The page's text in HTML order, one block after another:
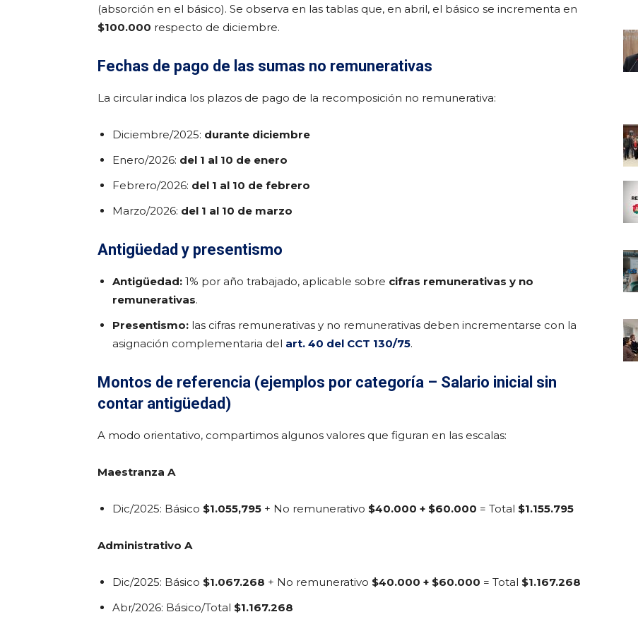
(absorción en el básico). Se observa en las tablas que, en abril, el básico se incrementa en
$100.000 respecto de diciembre.
Fechas de pago de las sumas no remunerativas
La circular indica los plazos de pago de la recomposición no remunerativa:
Diciembre/2025: durante diciembre
Enero/2026: del 1 al 10 de enero
Febrero/2026: del 1 al 10 de febrero
Marzo/2026: del 1 al 10 de marzo
Antigüedad y presentismo
Antigüedad: 1% por año trabajado, aplicable sobre cifras remunerativas y no
remunerativas.
Presentismo: las cifras remunerativas y no remunerativas deben incrementarse con la
asignación complementaria del art. 40 del CCT 130/75.
Montos de referencia (ejemplos por categoría – Salario inicial sin
contar antigüedad)
A modo orientativo, compartimos algunos valores que figuran en las escalas:
Maestranza A
Dic/2025: Básico $1.055,795 + No remunerativo $40.000 + $60.000 = Total $1.155.795
Administrativo A
Dic/2025: Básico $1.067.268 + No remunerativo $40.000 + $60.000 = Total $1.167.268
Abr/2026: Básico/Total $1.167.268